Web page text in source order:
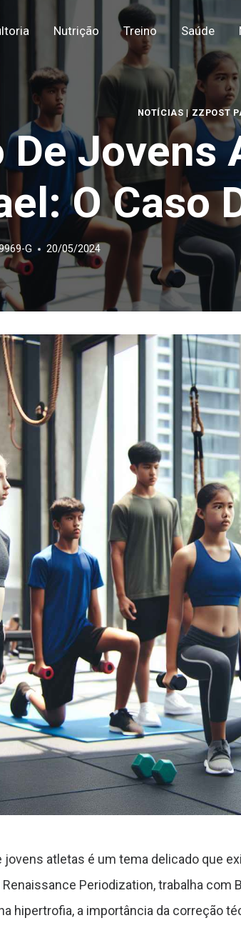
Nutrição Treino Saúde
NOTÍCIAS | ZZPOST
Jovens
O Caso
G 20/05/2024
atletas é um tema delicado que
Periodization, trabalha
hipertrofia, a importância da correção